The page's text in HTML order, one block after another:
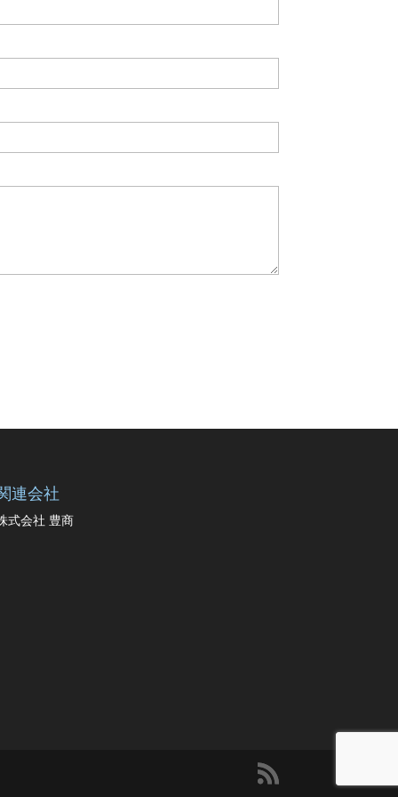
連会社
式会社 豊商